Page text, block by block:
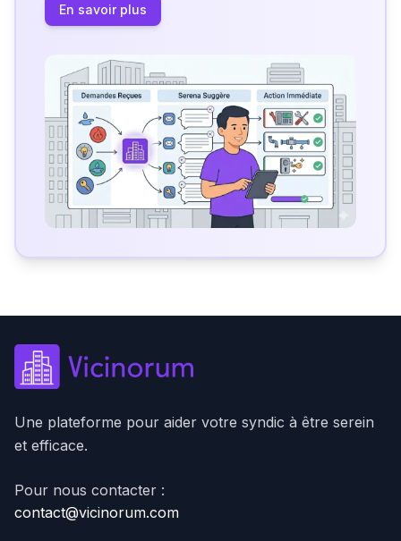
En savoir plus
Une plateforme pour aider votre syndic à être serein
et efficace.
Pour nous contacter :
contact@vicinorum.com